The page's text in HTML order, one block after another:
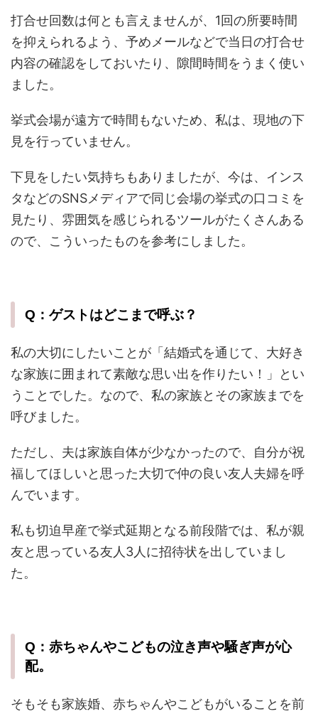
打合せ回数は何とも言えませんが、1回の所要時間
を抑えられるよう、予めメールなどで当日の打合せ
内容の確認をしておいたり、隙間時間をうまく使い
ました。
挙式会場が遠方で時間もないため、私は、現地の下
見を行っていません。
下見をしたい気持ちもありましたが、今は、インス
タなどのSNSメディアで同じ会場の挙式の口コミを
見たり、雰囲気を感じられるツールがたくさんある
ので、こういったものを参考にしました。
Q：ゲストはどこまで呼ぶ？
私の大切にしたいことが「結婚式を通じて、大好き
な家族に囲まれて素敵な思い出を作りたい！」とい
うことでした。なので、私の家族とその家族までを
呼びました。
ただし、夫は家族自体が少なかったので、自分が祝
福してほしいと思った大切で仲の良い友人夫婦を呼
んでいます。
私も切迫早産で挙式延期となる前段階では、私が親
友と思っている友人3人に招待状を出していまし
た。
Q：赤ちゃんやこどもの泣き声や騒ぎ声が心
配。
そもそも家族婚、赤ちゃんやこどもがいることを前